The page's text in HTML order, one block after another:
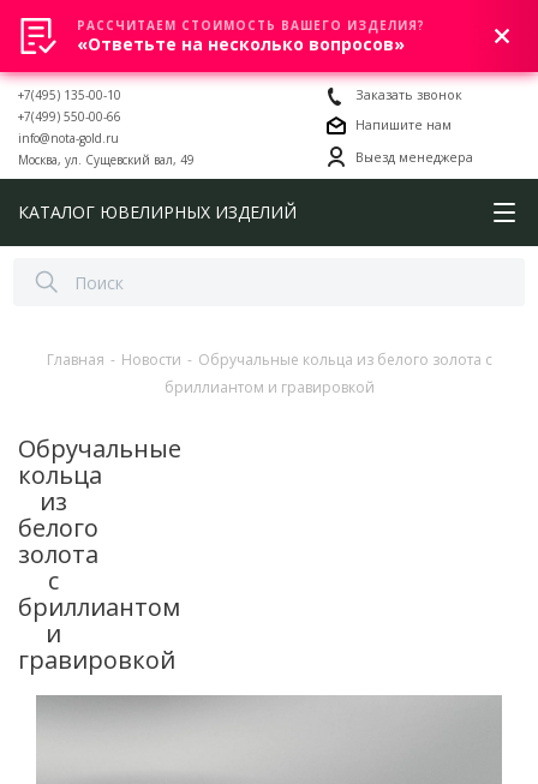
0
+7(495) 135-00-10
+7(499) 550-00-66
info@nota-gold.ru
Москва, ул. Сущевский вал, 49
Заказать звонок
Напишите нам
Выезд менеджера
КАТАЛОГ ЮВЕЛИРНЫХ ИЗДЕЛИЙ
Главная - Новости - Обручальные кольца из белого золота с
бриллиантом и гравировкой
Обручальные
кольца
из
белого
золота
с
бриллиантом
и
гравировкой
РАССЧИТАЕМ СТОИМОСТЬ ВАШЕГО ИЗДЕЛИЯ?
«Ответьте на несколько вопросов»